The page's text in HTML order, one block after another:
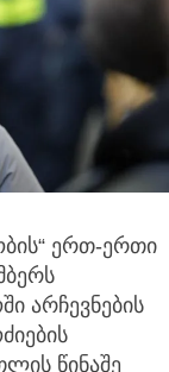
ერთ-ერთი
არჩევნების
წინაშე